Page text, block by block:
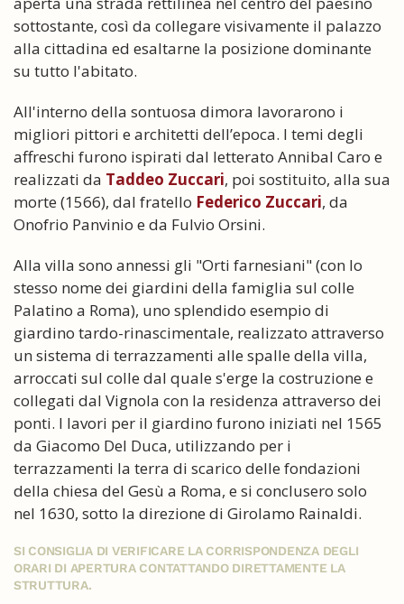
sottostante, così da collegare visivamente il palazzo
alla cittadina ed esaltarne la posizione dominante
su tutto l'abitato.
All'interno della sontuosa dimora lavorarono i
migliori pittori e architetti dell’epoca. I temi degli
affreschi furono ispirati dal letterato Annibal Caro e
realizzati da Taddeo Zuccari, poi sostituito, alla sua
morte (1566), dal fratello Federico Zuccari, da
Onofrio Panvinio e da Fulvio Orsini.
Alla villa sono annessi gli "Orti farnesiani" (con lo
stesso nome dei giardini della famiglia sul colle
Palatino a Roma), uno splendido esempio di
giardino tardo-rinascimentale, realizzato attraverso
un sistema di terrazzamenti alle spalle della villa,
arroccati sul colle dal quale s'erge la costruzione e
collegati dal Vignola con la residenza attraverso dei
ponti. I lavori per il giardino furono iniziati nel 1565
da Giacomo Del Duca, utilizzando per i
terrazzamenti la terra di scarico delle fondazioni
della chiesa del Gesù a Roma, e si conclusero solo
nel 1630, sotto la direzione di Girolamo Rainaldi.
SI CONSIGLIA DI VERIFICARE LA CORRISPONDENZA DEGLI
ORARI DI APERTURA CONTATTANDO DIRETTAMENTE LA
STRUTTURA.